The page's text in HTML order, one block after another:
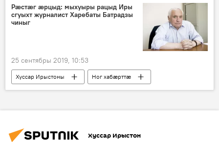
Рӕстӕг ӕрцыд: мыхуыры рацыд Иры
сгуыхт журналист Харебаты Батрадзы
чиныг
25 сентябры 2019, 10:53
Хуссар Ирыстоны Ног хабӕрттӕ
Хуссар Ирыстон